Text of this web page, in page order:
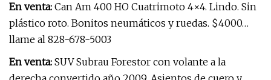
En venta: Can Am 400 HO Cuatrimoto 4×4. Lindo. Sin
plástico roto. Bonitos neumáticos y ruedas. $4000…
llame al 828-678-5003
En venta: SUV Subrau Forestor con volante a la